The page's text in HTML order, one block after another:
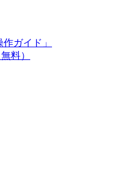
ガイド」
料）